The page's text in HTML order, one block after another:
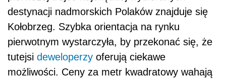
destynacji nadmorskich Polaków znajduje się
Kołobrzeg. Szybka orientacja na rynku
pierwotnym wystarczyła, by przekonać się, że
tutejsi deweloperzy oferują ciekawe
możliwości. Ceny za metr kwadratowy wahają